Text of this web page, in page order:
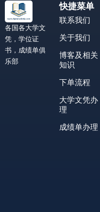
各国各大学文
凭，学位证
书，成绩单俱
乐部
快捷菜单
联系我们
关于我们
博客及相关
知识
下单流程
大学文凭办
理
成绩单办理